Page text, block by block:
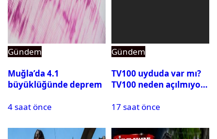
Gündem
Muğla’da 4.1
büyüklüğünde deprem
4 saat önce
Gündem
TV100 uyduda var mı?
TV100 neden açılmıyor?
17 saat önce